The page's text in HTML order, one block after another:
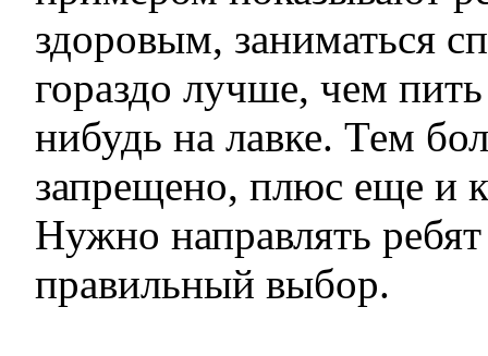
здоровым, заниматься
гораздо лучше, чем
нибудь на лавке. Тем
запрещено, плюс еще и
Нужно направлять ребят
правильный выбор.